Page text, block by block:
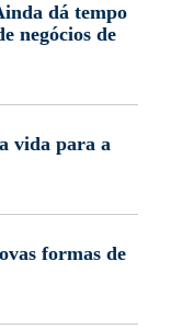
dá tempo
negócios de
vida para a
formas de